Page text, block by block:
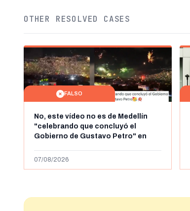
OTHER RESOLVED CASES
FALSO
No, este vídeo no es de Medellín
"celebrando que concluyó el
Gobierno de Gustavo Petro" en
de 2024
07/08/2026